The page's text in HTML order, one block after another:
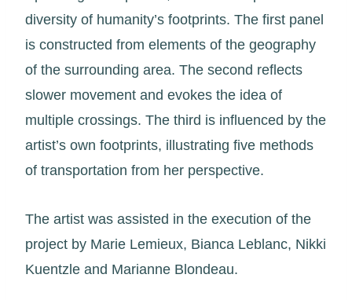
diversity of humanity’s footprints. The first panel
is constructed from elements of the geography
of the surrounding area. The second reflects
slower movement and evokes the idea of
multiple crossings. The third is influenced by the
artist’s own footprints, illustrating five methods
of transportation from her perspective.
The artist was assisted in the execution of the
project by Marie Lemieux, Bianca Leblanc, Nikki
Kuentzle and Marianne Blondeau.